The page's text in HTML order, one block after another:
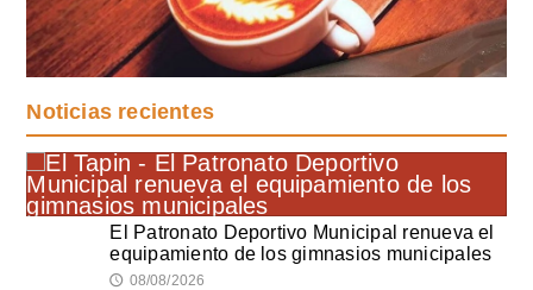
Noticias recientes
El Patronato Deportivo Municipal renueva el
equipamiento de los gimnasios municipales
🕔 08/08/2026